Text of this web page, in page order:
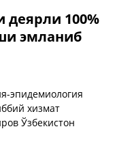
учун қабул
деярли 100%
эмланиб
эпидемиология
хизмат
Ўзбекистон
қарши